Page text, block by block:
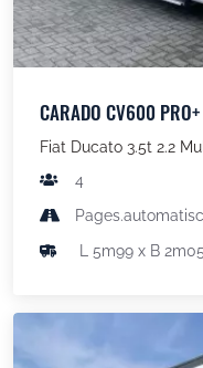
CARADO CV600 PRO+
Fiat Ducato 3.5t 2.2
4
L 5m99 x B